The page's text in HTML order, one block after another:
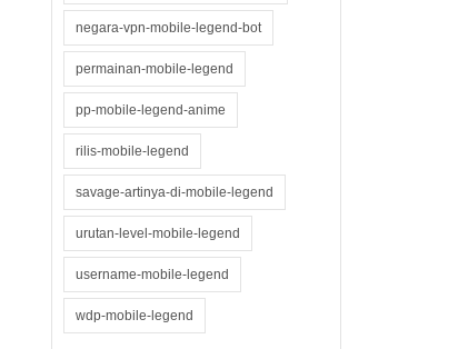
negara-vpn-mobile-legend-bot
permainan-mobile-legend
pp-mobile-legend-anime
rilis-mobile-legend
savage-artinya-di-mobile-legend
urutan-level-mobile-legend
username-mobile-legend
wdp-mobile-legend